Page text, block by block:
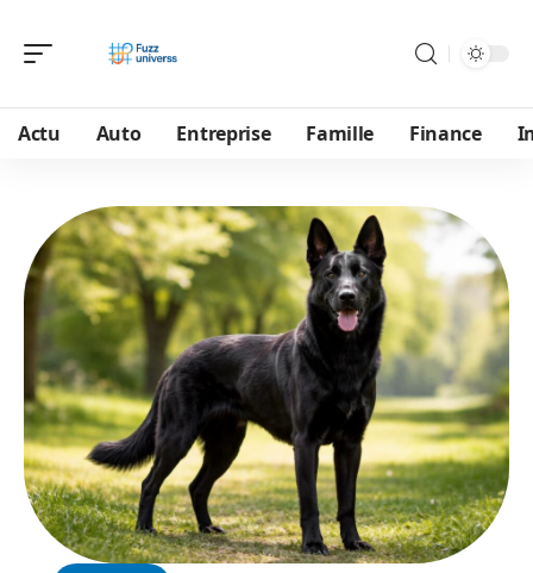
Actu Auto Entreprise Famille Finance